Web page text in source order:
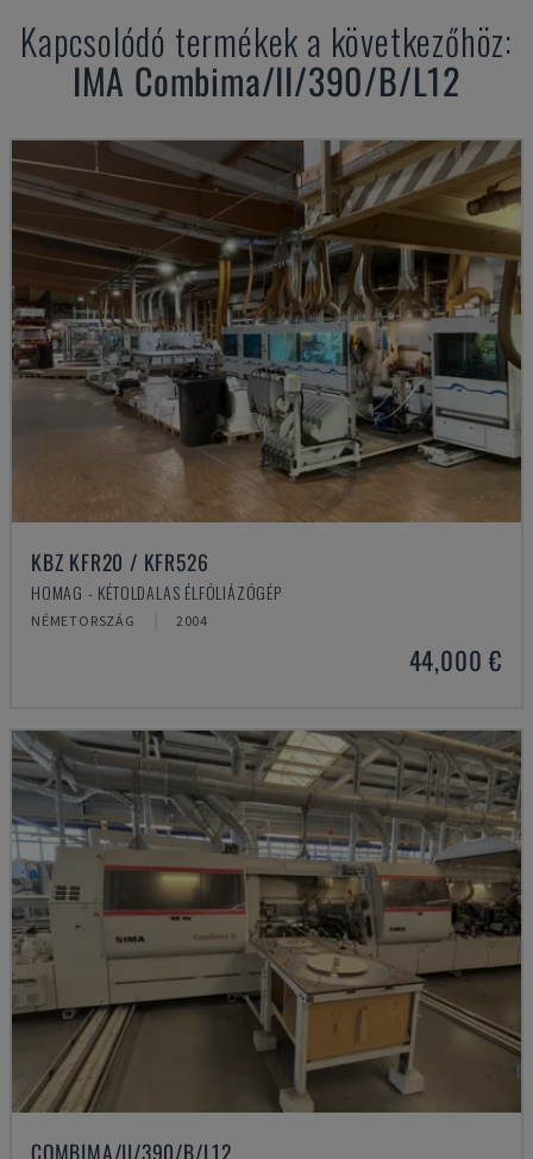
Kapcsolódó termékek a következőhöz:
IMA Combima/II/390/B/L12
KBZ KFR20 / KFR526
HOMAG - KÉTOLDALAS ÉLFÓLIÁZÓGÉP
NÉMETORSZÁG 2004
44,000 €
COMBIMA/II/390/B/L12